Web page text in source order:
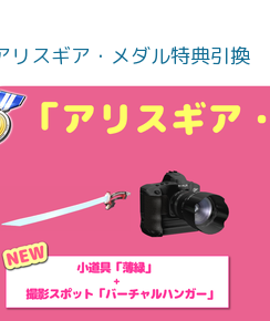
スギア・メダル特典引換